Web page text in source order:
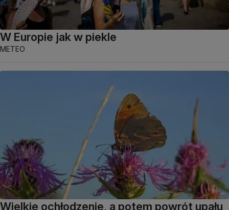
W Europie jak w piekle
METEO
Wielkie ochłodzenie, a potem powrót upału